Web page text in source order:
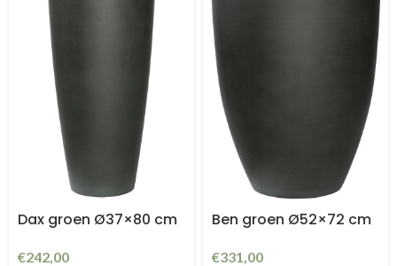
Dax groen Ø37×80 cm
€242,00
Ben groen Ø52×72 cm
€331,00